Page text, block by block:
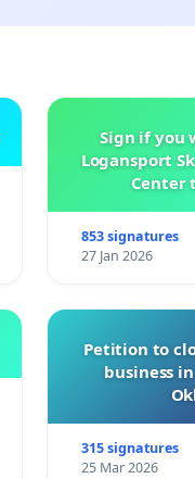
Sign if you
Logansport
Center
853 signatures
27 Jan 2026
Petition to
business
315 signatures
25 Mar 2026